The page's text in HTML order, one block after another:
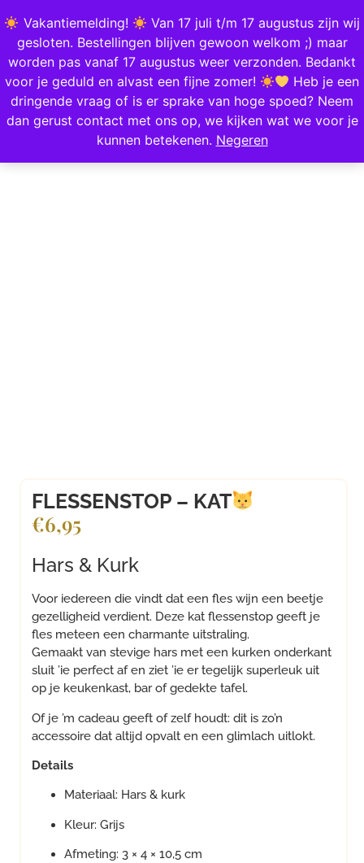
Vakantiemelding!
Van 17 juli t/m 17 augustus zijn wij
gesloten. Bestellingen blijven gewoon welkom ;) maar
worden pas vanaf 17 augustus weer verzonden. Bedankt
voor je geduld en alvast een fijne zomer!
Heb je een
dringende vraag of is er sprake van hoge spoed? Neem
dan gerust contact met ons op, we kijken wat we voor je
kunnen betekenen. Negeren
0
Home/ Keuken, Koken & Tafelen/Tafelen/ Borrelen / Flessenstop – Kat
FLESSENSTOP – KAT
€6,95
Hars & Kurk
Voor iedereen die vindt dat een fles wijn een beetje
gezelligheid verdient. Deze kat flessenstop geeft je
fles meteen een charmante uitstraling.
Gemaakt van stevige hars met een kurken onderkant
sluit ’ie perfect af en ziet ’ie er tegelijk superleuk uit
op je keukenkast, bar of gedekte tafel.
Of je ’m cadeau geeft of zelf houdt: dit is zo’n
accessoire dat altijd opvalt en een glimlach uitlokt.
Details
Materiaal: Hars & kurk
Kleur: Grijs
Afmeting: 3 × 4 × 10,5 cm